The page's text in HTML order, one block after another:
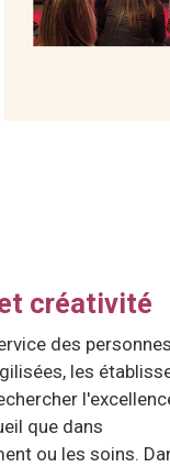
créativité
des personnes
les
que dans
ou les soins.